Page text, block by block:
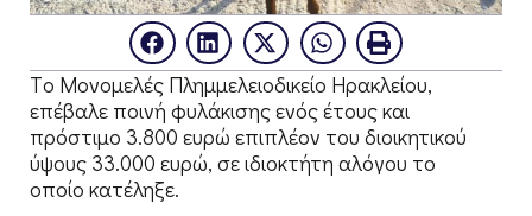
Tο Μονομελές Πλημμελειοδικείο Ηρακλείου,
επέβαλε ποινή φυλάκισης ενός έτους και
πρόστιμο 3.800 ευρώ επιπλέον του διοικητικού
ύψους 33.000 ευρώ, σε ιδιοκτήτη αλόγου το
οποίο κατέληξε.